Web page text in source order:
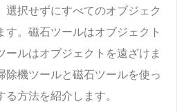
選択せずにすべてのオブジェク
す。磁石ツールはオブジェクト
ールはオブジェクトを遠ざけま
除機ツールと磁石ツールを使っ
方法を紹介します。